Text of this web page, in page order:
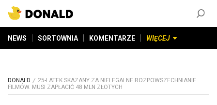
NEWS SORTOWNIA KOMENTARZE WIĘCEJ
DONALD
25-LATEK SKAZANY ZA NIELEGALNE ROZPOWSZECHNIANIE
FILMÓW. MUSI ZAPŁACIĆ 48 MLN ZŁOTYCH